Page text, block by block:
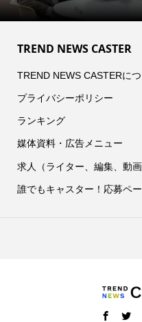
TREND NEWS CASTER
TREND NEWS CASTERに
プライバシーポリシー
ランキング
媒体資料・広告メニュー
求人（ライター、編集、動
誰でもキャスター！応募ペ